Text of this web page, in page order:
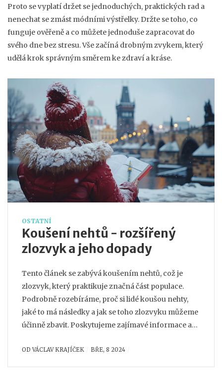
Proto se vyplatí držet se jednoduchých, praktických rad a
nenechat se zmást módními výstřelky. Držte se toho, co
funguje ověřeně a co můžete jednoduše zapracovat do
svého dne bez stresu. Vše začíná drobným zvykem, který
udělá krok správným směrem ke zdraví a kráse.
OSTATNÍ
Koušení nehtů - rozšířený
zlozvyk a jeho dopady
Tento článek se zabývá koušením nehtů, což je
zlozvyk, který praktikuje značná část populace.
Podrobně rozebíráme, proč si lidé koušou nehty,
jaké to má následky a jak se toho zlozvyku můžeme
účinně zbavit. Poskytujeme zajímavé informace a
tak kvalitu života.
ODVÁCLAV KRAJÍČEK BŘE, 8 2024